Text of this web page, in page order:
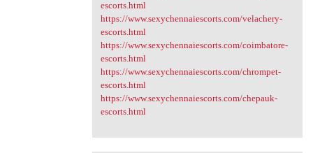
escorts.html
https://www.sexychennaiescorts.com/velachery-
escorts.html
https://www.sexychennaiescorts.com/coimbatore-
escorts.html
https://www.sexychennaiescorts.com/chrompet-
escorts.html
https://www.sexychennaiescorts.com/chepauk-
escorts.html